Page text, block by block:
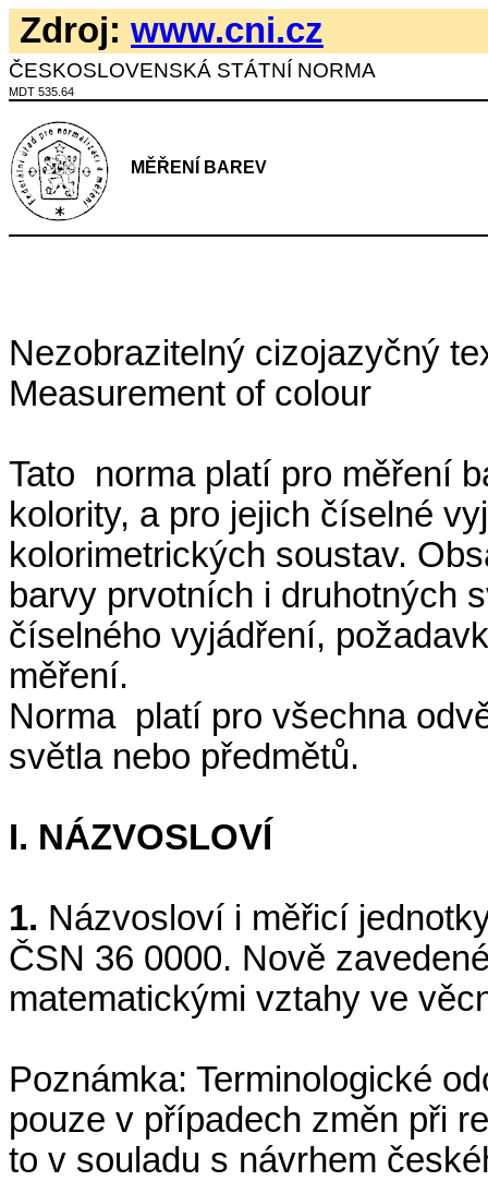
Zdroj: www.cni.cz
ČESKOSLOVENSKÁ STÁTNÍ NORMA
MDT 535.64
MĚŘENÍ BAREV
Nezobrazitelný cizojazyčný
Measurement of colour
Tato norma platí pro měření
kolority, a pro jejich číselné
kolorimetrických soustav.
barvy prvotních i druhotných
číselného vyjádření,
měření.
Norma platí pro všechna
světla nebo předmětů.
I. NÁZVOSLOVÍ
1. Názvosloví i měřicí
ČSN 36 0000. Nově
matematickými vztahy ve
Poznámka: Terminologické
pouze v případech změn při
to v souladu s návrhem